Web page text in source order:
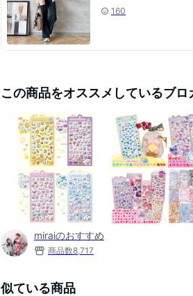
160
この商品をオススメしているブロ
miraiのおすすめ
商品数8,717
似ている商品